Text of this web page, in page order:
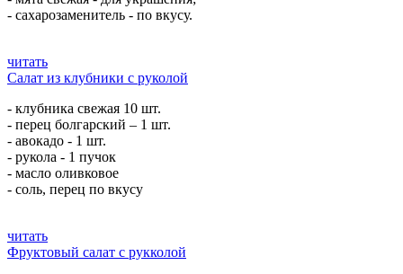
- сахарозаменитель - по вкусу.
читать
Салат из клубники с руколой
- клубника свежая 10 шт.
- перец болгарский – 1 шт.
- авокадо - 1 шт.
- рукола - 1 пучок
- масло оливковое
- соль, перец по вкусу
читать
Фруктовый салат с рукколой